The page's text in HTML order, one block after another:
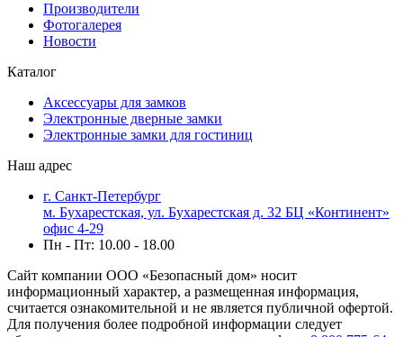
Производители
Фотогалерея
Новости
Каталог
Аксессуары для замков
Электронные дверные замки
Электронные замки для гостиниц
Наш адрес
г. Санкт-Петербург
м. Бухарестская, ул. Бухарестская д. 32 БЦ «Континент»
офис 4-29
Пн - Пт: 10.00 - 18.00
Сайт компании ООО «Безопасный дом» носит
информационный характер, а размещенная информация,
считается ознакомительной и не является публичной офертой.
Для получения более подробной информации следует